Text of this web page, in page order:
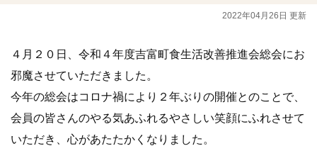
2022年04月26日 更新
４月２０日、令和４年度吉富町食生活改善推進会総会にお
邪魔させていただきました。
今年の総会はコロナ禍により２年ぶりの開催とのことで、
会員の皆さんのやる気あふれるやさしい笑顔にふれさせて
いただき、心があたたかくなりました。